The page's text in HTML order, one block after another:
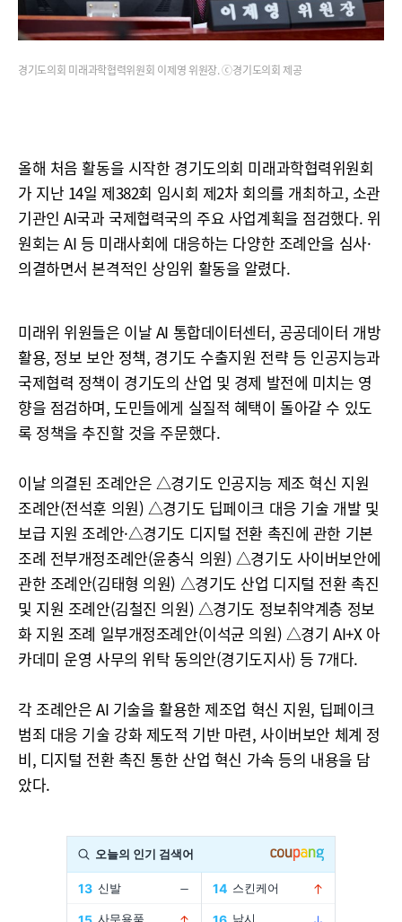
경기도의회 미래과학협력위원회 이제영 위원장. ⓒ경기도의회 제공
올해 처음 활동을 시작한 경기도의회 미래과학협력위원회
가 지난 14일 제382회 임시회 제2차 회의를 개최하고, 소관
기관인 AI국과 국제협력국의 주요 사업계획을 점검했다. 위
원회는 AI 등 미래사회에 대응하는 다양한 조례안을 심사·
의결하면서 본격적인 상임위 활동을 알렸다.
미래위 위원들은 이날 AI 통합데이터센터, 공공데이터 개방
활용, 정보 보안 정책, 경기도 수출지원 전략 등 인공지능과
국제협력 정책이 경기도의 산업 및 경제 발전에 미치는 영
향을 점검하며, 도민들에게 실질적 혜택이 돌아갈 수 있도
록 정책을 추진할 것을 주문했다.
이날 의결된 조례안은 △경기도 인공지능 제조 혁신 지원
조례안(전석훈 의원) △경기도 딥페이크 대응 기술 개발 및
보급 지원 조례안·△경기도 디지털 전환 촉진에 관한 기본
조례 전부개정조례안(윤충식 의원) △경기도 사이버보안에
관한 조례안(김태형 의원) △경기도 산업 디지털 전환 촉진
및 지원 조례안(김철진 의원) △경기도 정보취약계층 정보
화 지원 조례 일부개정조례안(이석균 의원) △경기 AI+X 아
카데미 운영 사무의 위탁 동의안(경기도지사) 등 7개다.
각 조례안은 AI 기술을 활용한 제조업 혁신 지원, 딥페이크
범죄 대응 기술 강화 제도적 기반 마련, 사이버보안 체계 정
비, 디지털 전환 촉진 통한 산업 혁신 가속 등의 내용을 담
았다.